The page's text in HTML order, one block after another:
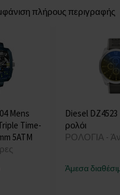
πλήρους περιγραφής
Mens
Time-
5ATM
Diesel
ρολόι
ΡΟΛΟΓΙΑ -
Άμεσα